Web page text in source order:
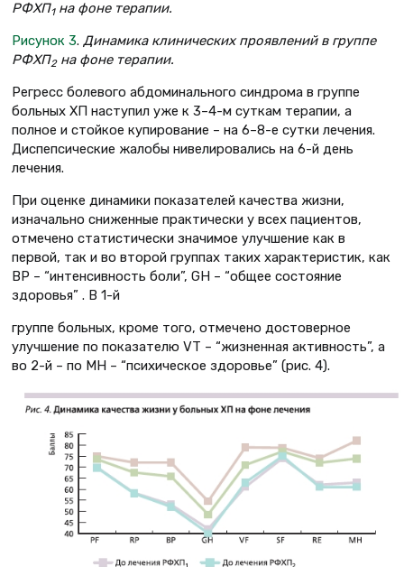
РФХП1на фоне терапии.
Рисунок 3. Динамика клинических проявлений в группе
РФХП2на фоне терапии.
Регресс болевого абдоминального синдрома в группе
больных ХП наступил уже к 3–4-м суткам терапии, а
полное и стойкое купирование – на 6–8-е сутки лечения.
Диспепсические жалобы нивелировались на 6-й день
лечения.
При оценке динамики показателей качества жизни,
изначально сниженные практически у всех пациентов,
отмечено статистически значимое улучшение как в
первой, так и во второй группах таких характеристик, как
ВР – “интенсивность боли”, GH – “общее состояние
здоровья” . В 1-й
группе больных, кроме того, отмечено достоверное
улучшение по показателю VT – “жизненная активность”, а
во 2-й – по МН – “психическое здоровье” (рис. 4).